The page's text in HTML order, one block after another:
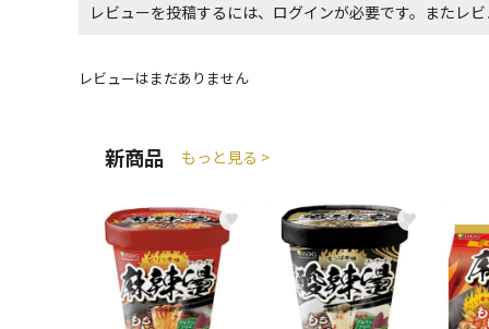
レビューを投稿するには、ログインが必要です。またレ
レビューはまだありません
新商品 もっと見る >
♥ ♥